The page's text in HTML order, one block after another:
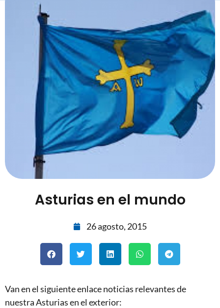
Asturias en el mundo
26 agosto, 2015
Van en el siguiente enlace noticias relevantes de
nuestra Asturias en el exterior: